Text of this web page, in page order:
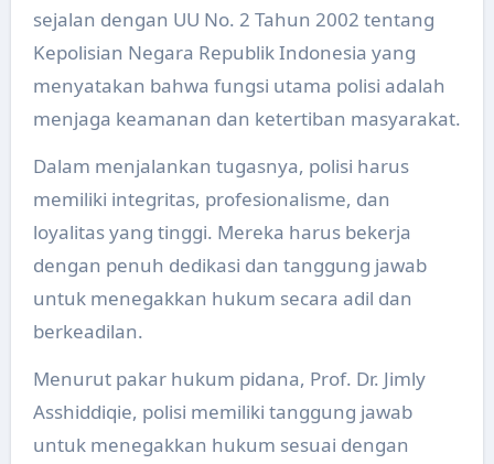
sejalan dengan UU No. 2 Tahun 2002 tentang
Kepolisian Negara Republik Indonesia yang
menyatakan bahwa fungsi utama polisi adalah
menjaga keamanan dan ketertiban masyarakat.
Dalam menjalankan tugasnya, polisi harus
memiliki integritas, profesionalisme, dan
loyalitas yang tinggi. Mereka harus bekerja
dengan penuh dedikasi dan tanggung jawab
untuk menegakkan hukum secara adil dan
berkeadilan.
Menurut pakar hukum pidana, Prof. Dr. Jimly
Asshiddiqie, polisi memiliki tanggung jawab
untuk menegakkan hukum sesuai dengan